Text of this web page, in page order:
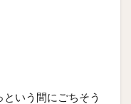
いう間にごちそう